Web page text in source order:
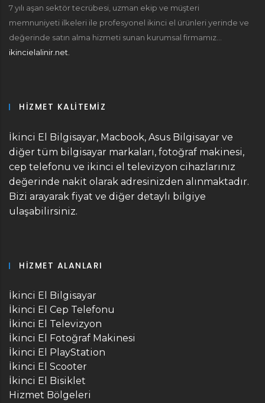
7 yılı aşan sektör tecrübesi, uzman ekip ve müşteri
memnuniyeti ilkeleri ile profesyonel ikinci el ürünleri yerinde ve
değerinde satın alma hizmeti sunan kurumsal firmamız...
ikincielalinir.net.
HIZMET KALITEMIZ
İkinci El Bilgisayar, Macbook, Asus Bilgisayar ve
diğer tüm bilgisayar markaları, fotoğraf makinesi,
cep telefonu ve ikinci el televizyon cihazlarınız
değerinde nakit olarak adresinizden alınmaktadır.
Bizi arayarak fiyat ve diğer detaylı bilgiye
ulaşabilirsiniz.
HIZMET ALANLARI
İkinci El Bilgisayar
İkinci El Cep Telefonu
İkinci El Televizyon
İkinci El Fotoğraf Makinesi
İkinci El PlayStation
İkinci El Scooter
İkinci El Bisiklet
Hizmet Bölgeleri